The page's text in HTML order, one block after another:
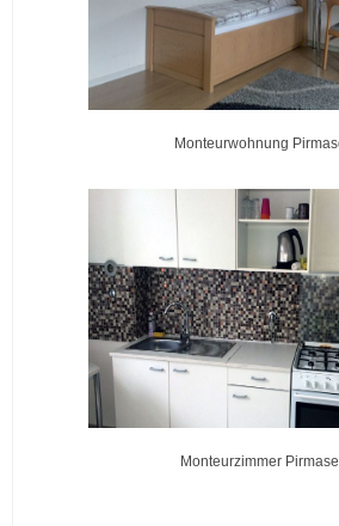
Monteurwohnung
Monteurzimmer